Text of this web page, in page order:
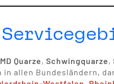
Quarze, Schwingquarze,
in allen Bundesländern,